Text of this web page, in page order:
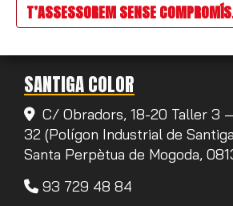
T’ASSESSOREM SENSE
SANTIGA COLOR
C/ Obradors, 18-20 Taller 3
32 (Polígon Industrial de
Santa Perpètua de Mogoda,
93 729 48 84